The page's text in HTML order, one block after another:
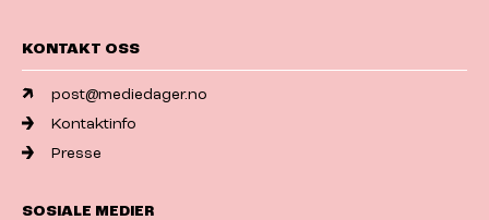
KONTAKT OSS
post@mediedager.no
Kontaktinfo
Presse
SOSIALE MEDIER